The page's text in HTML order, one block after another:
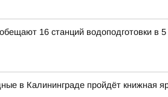
16 станций водоподготовки в 5
в Калининграде пройдёт книжная